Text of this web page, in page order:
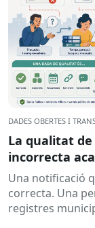
DADES OBERTES I
La qualitat de
incorrecta
Una notificació
correcta. Una
registres